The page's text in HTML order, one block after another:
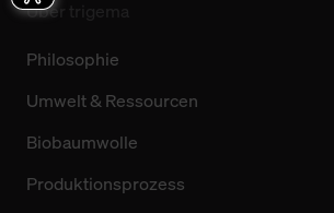
Über trigema
Philosophie
Umwelt & Ressourcen
Biobaumwolle
Produktionsprozess